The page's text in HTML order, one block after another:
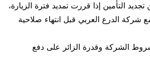
التأمين إذا قررت تمديد فترة الزيارة،
شركة الدرع العربي قبل انتهاء صلاحية
الشركة وقدرة الزائر على دفع